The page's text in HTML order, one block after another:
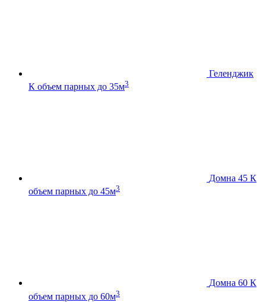
Геленджик
К объем парных до 35м3
Домна 45 К
объем парных до 45м3
Домна 60 К
объем парных до 60м3